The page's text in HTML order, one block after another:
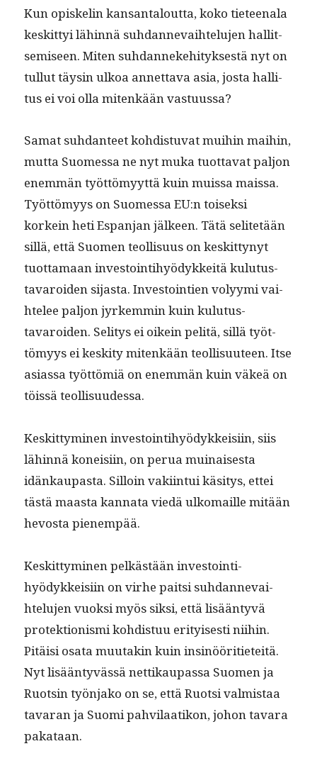
Kun opiske­lin kansan­talout­ta, koko tieteenala
keskit­tyi lähin­nä suh­dan­nevai­htelu­jen hal­lit­
semiseen. Miten suh­dan­neke­hi­tyk­ses­tä nyt on
tul­lut täysin ulkoa annet­ta­va asia, jos­ta hal­li­
tus ei voi olla mitenkään vastuussa?
Samat suh­dan­teet kohdis­tu­vat mui­hin mai­hin,
mut­ta Suomes­sa ne nyt muka tuot­ta­vat paljon
enem­män työt­tömyyt­tä kuin muis­sa mais­sa.
Työt­tömyys on Suomes­sa EU:n toisek­si
korkein heti Espan­jan jäl­keen. Tätä selitetään
sil­lä, että Suomen teol­lisu­us on keskit­tynyt
tuot­ta­maan investoin­ti­hyödykkeitä kulu­tus­
tavaroiden sijas­ta. Investoin­tien volyy­mi vai­
htelee paljon jyrkem­min kuin kulu­tus­
tavaroiden. Seli­tys ei oikein pelitä, sil­lä työt­
tömyys ei keski­ty mitenkään teol­lisu­u­teen. Itse
asi­as­sa työt­tömiä on enem­män kuin väkeä on
töis­sä teollisuudessa.
Keskit­tymi­nen investoin­ti­hyödykkeisi­in, siis
lähin­nä koneisi­in, on perua muinais­es­ta
idänkau­pas­ta. Sil­loin vaki­in­tui käsi­tys, ettei
tästä maas­ta kan­na­ta viedä ulko­maille mitään
hevos­ta pienempää.
Keskit­tymi­nen pelkästään investoin­ti­
hyödykkeisi­in on virhe pait­si suh­dan­nevai­
htelu­jen vuok­si myös sik­si, että lisään­tyvä
pro­tek­tion­is­mi kohdis­tuu eri­tyis­es­ti niihin.
Pitäisi osa­ta muu­takin kuin insinööri­ti­eteitä.
Nyt lisään­tyvässä net­tikau­pas­sa Suomen ja
Ruotsin työn­jako on se, että Ruot­si valmis­taa
tavaran ja Suo­mi pahvi­laatikon, johon tavara
pakataan.